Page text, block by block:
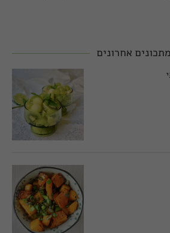
מתכונים אחרונים